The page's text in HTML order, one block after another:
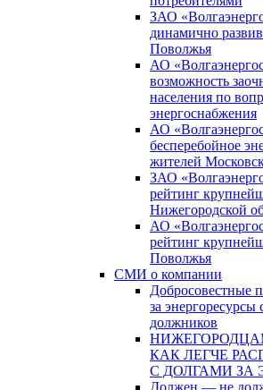
ЗАО
динамично
Поволжья
АО
возможность
населения по
энергоснабжения
АО
бесперебойное
жителей
ЗАО
рейтинг
Нижегородской
АО
рейтинг
Поволжья
СМИ о компании
Добросовестные
за энергоресурсы
должников
КАК ЛЕГЧЕ
С ДОЛГАМИ ЗА